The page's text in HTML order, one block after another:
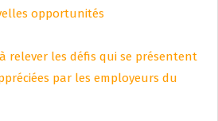
opportunités
relever les défis qui se présentent
par les employeurs du